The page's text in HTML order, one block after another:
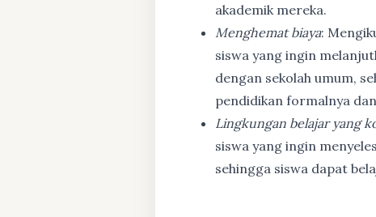
akademik mereka.
Menghemat biaya:
siswa yang ingin
dengan sekolah umum,
pendidikan formalnya
Lingkungan belajar yang
siswa yang ingin
sehingga siswa dapat